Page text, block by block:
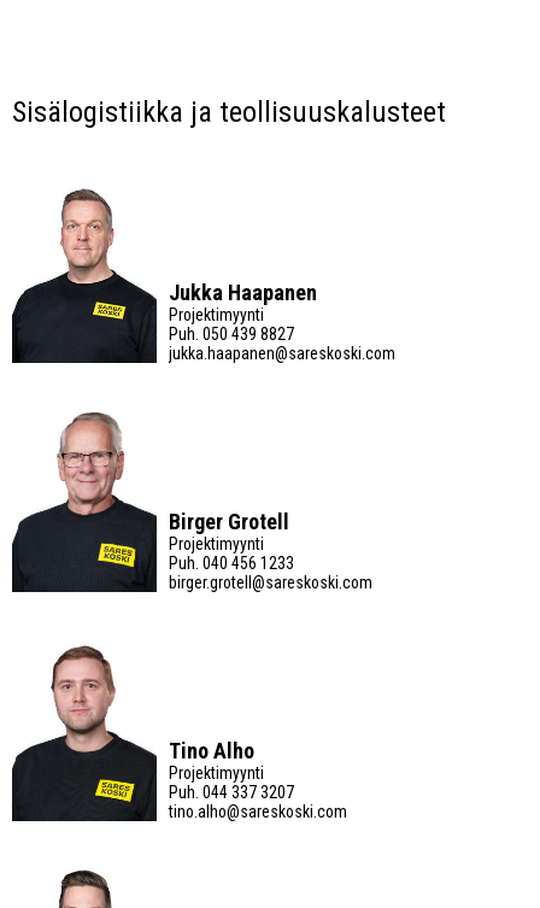
Sisälogistiikka ja teollisuuskalusteet
Jukka Haapanen
Projektimyynti
Puh. 050 439 8827
jukka.haapanen@sareskoski.com
Birger Grotell
Projektimyynti
Puh. 040 456 1233
birger.grotell@sareskoski.com
Tino Alho
Projektimyynti
Puh. 044 337 3207
tino.alho@sareskoski.com